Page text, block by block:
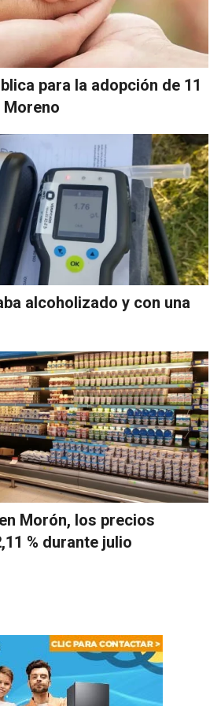
para la adopción de 11
alcoholizado y con una
Morón, los precios
% durante julio